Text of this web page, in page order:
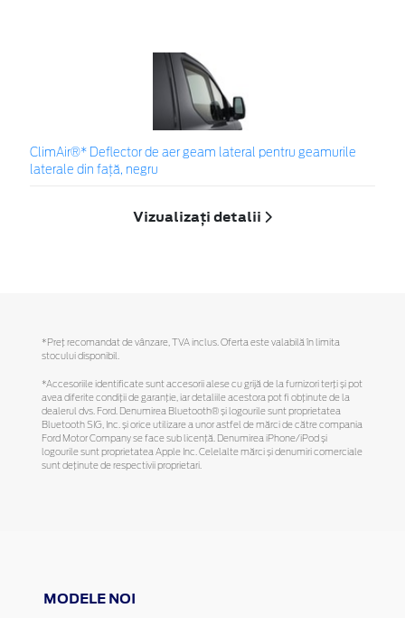
ClimAir®* Deflector de aer geam lateral pentru geamurile
laterale din faţă, negru
Vizualizați detalii
*Preţ recomandat de vânzare, TVA inclus. Oferta este valabilă în limita
stocului disponibil.
*Accesoriile identificate sunt accesorii alese cu grijă de la furnizori terți și pot
avea diferite condiții de garanție, iar detaliile acestora pot fi obținute de la
dealerul dvs. Ford. Denumirea Bluetooth® și logourile sunt proprietatea
Bluetooth SIG, Inc. și orice utilizare a unor astfel de mărci de către compania
Ford Motor Company se face sub licență. Denumirea iPhone/iPod și
logourile sunt proprietatea Apple Inc. Celelalte mărci și denumiri comerciale
sunt deținute de respectivii proprietari.
MODELE NOI